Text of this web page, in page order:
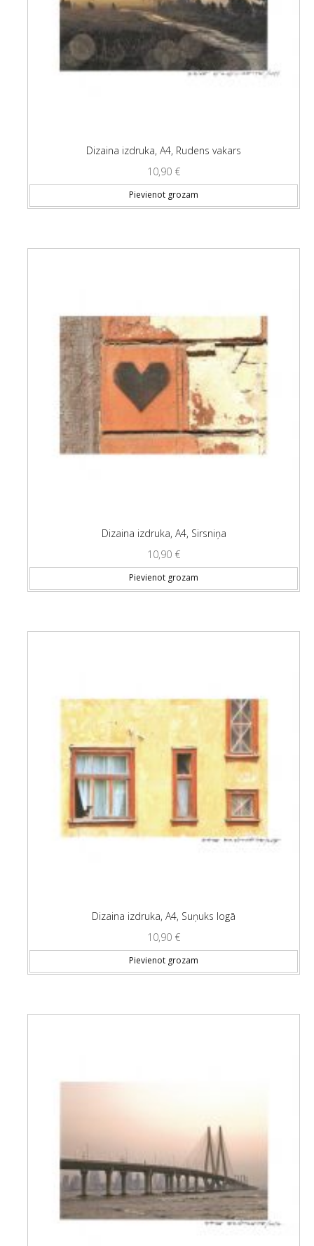
Dizaina izdruka, A4, Rudens vakars
10,90 €
Pievienot grozam
Dizaina izdruka, A4, Sirsniņa
10,90 €
Pievienot grozam
Dizaina izdruka, A4, Suņuks logā
10,90 €
Pievienot grozam